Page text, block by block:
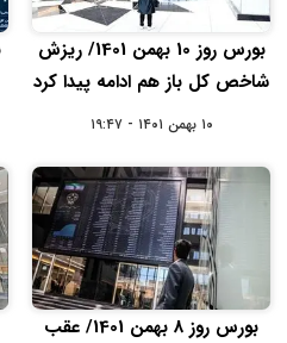
بورس روز 10 بهمن 1401/ ریزش
شاخص کل باز هم ادامه پیدا کرد
۱۰ بهمن ۱۴۰۱ - ۱۹:۴۷
بورس روز 8 بهمن 1401/ عقب